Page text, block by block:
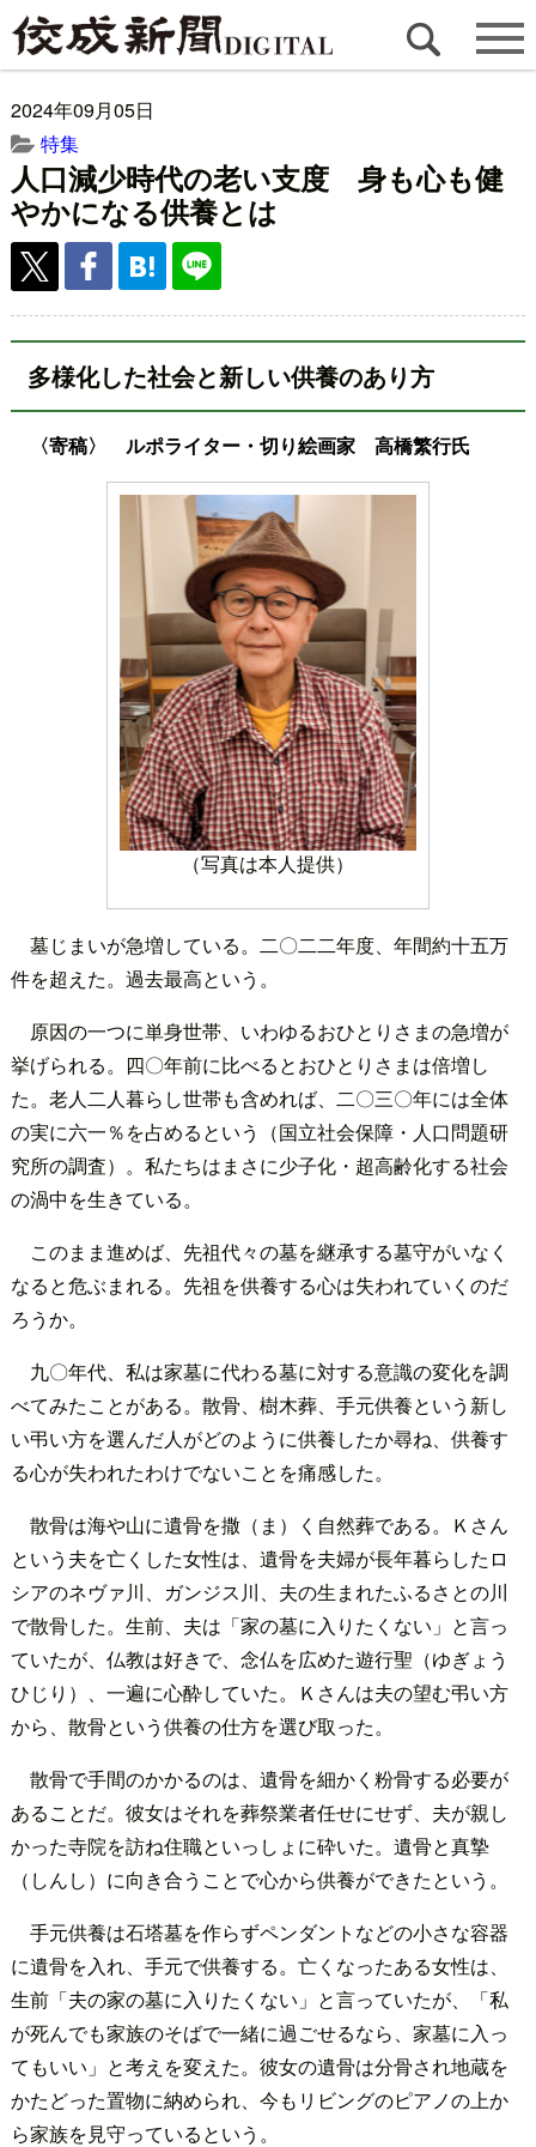
2024年09月05日
特集
人口減少時代の老い支度 身も心も健
やかになる供養とは
多様化した社会と新しい供養のあり方
〈寄稿〉 ルポライター・切り絵画家 高橋繁行氏
（写真は本人提供）
墓じまいが急増している。二〇二二年度、年間約十五万
件を超えた。過去最高という。
原因の一つに単身世帯、いわゆるおひとりさまの急増が
挙げられる。四〇年前に比べるとおひとりさまは倍増し
た。老人二人暮らし世帯も含めれば、二〇三〇年には全体
の実に六一％を占めるという（国立社会保障・人口問題研
究所の調査）。私たちはまさに少子化・超高齢化する社会
の渦中を生きている。
このまま進めば、先祖代々の墓を継承する墓守がいなく
なると危ぶまれる。先祖を供養する心は失われていくのだ
ろうか。
九〇年代、私は家墓に代わる墓に対する意識の変化を調
べてみたことがある。散骨、樹木葬、手元供養という新し
い弔い方を選んだ人がどのように供養したか尋ね、供養す
る心が失われたわけでないことを痛感した。
散骨は海や山に遺骨を撒（ま）く自然葬である。Ｋさん
という夫を亡くした女性は、遺骨を夫婦が長年暮らしたロ
シアのネヴァ川、ガンジス川、夫の生まれたふるさとの川
で散骨した。生前、夫は「家の墓に入りたくない」と言っ
ていたが、仏教は好きで、念仏を広めた遊行聖（ゆぎょう
ひじり）、一遍に心酔していた。Ｋさんは夫の望む弔い方
から、散骨という供養の仕方を選び取った。
散骨で手間のかかるのは、遺骨を細かく粉骨する必要が
あることだ。彼女はそれを葬祭業者任せにせず、夫が親し
かった寺院を訪ね住職といっしょに砕いた。遺骨と真摯
（しんし）に向き合うことで心から供養ができたという。
手元供養は石塔墓を作らずペンダントなどの小さな容器
に遺骨を入れ、手元で供養する。亡くなったある女性は、
生前「夫の家の墓に入りたくない」と言っていたが、「私
が死んでも家族のそばで一緒に過ごせるなら、家墓に入っ
てもいい」と考えを変えた。彼女の遺骨は分骨され地蔵を
かたどった置物に納められ、今もリビングのピアノの上か
ら家族を見守っているという。